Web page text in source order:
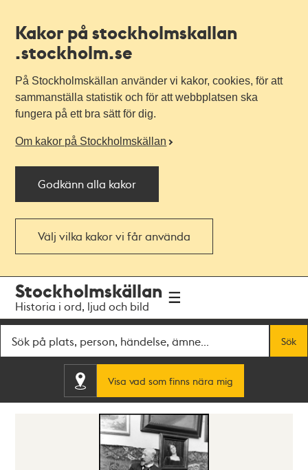
Kakor på stockholmskallan
.stockholm.se
På Stockholmskällan använder vi kakor, cookies, för att
sammanställa statistik och för att webbplatsen ska
fungera på ett bra sätt för dig.
Om kakor på Stockholmskällan
Godkänn alla kakor
Välj vilka kakor vi får använda
navigationen
huvudinnehållet
Stockholmskällan
Historia i ord, ljud och bild
Sök
Visa vad som finns nära mig